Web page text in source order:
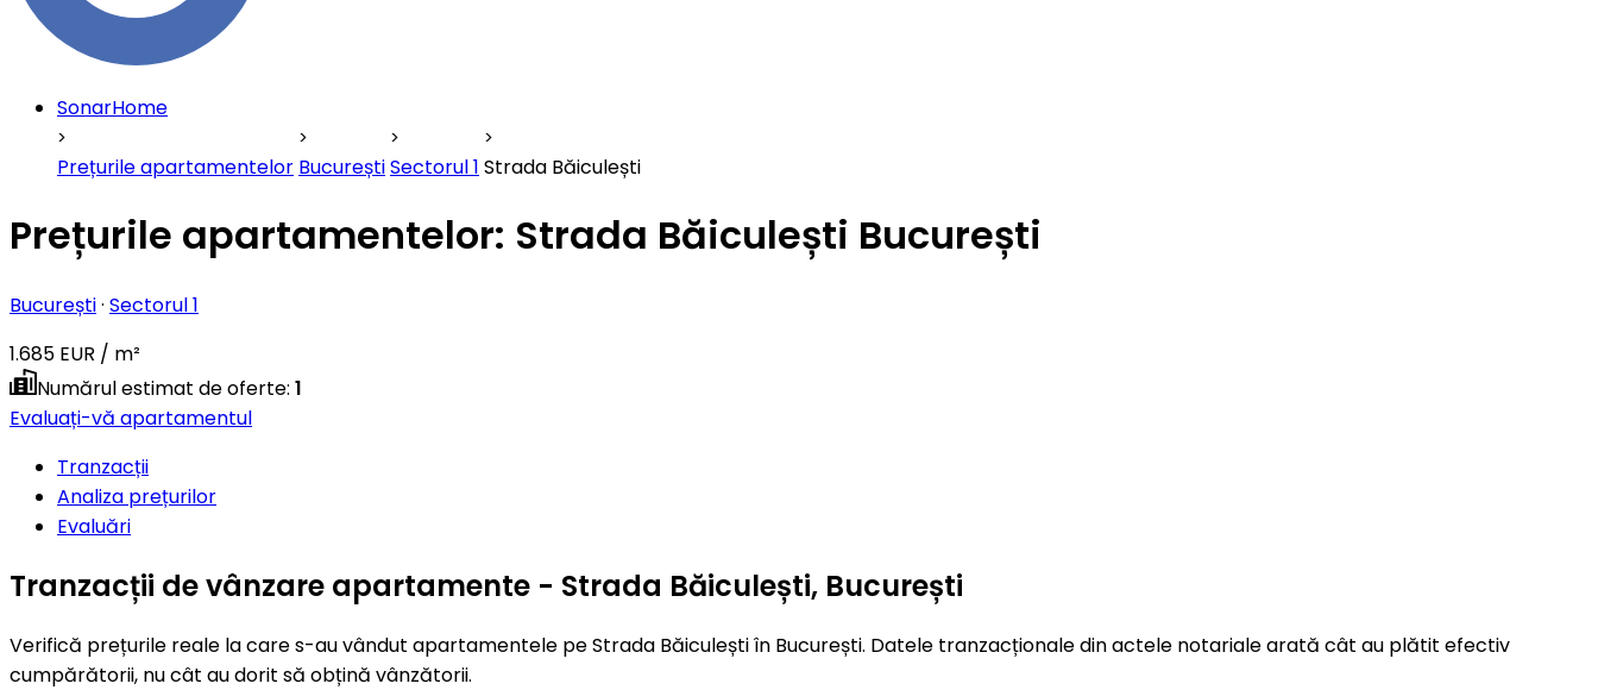
SonarHome
Prețurile apartamentelor BucureștiSectorul 1 Strada Băiculești
Prețurile apartamentelor: Strada Băiculești București
București· Sectorul 1
1.685 EUR / m²
Numărul estimat de oferte: 1
Evaluați-vă apartamentul
Tranzacții
Analiza prețurilor
Evaluări
Tranzacții de vânzare apartamente - Strada Băiculești, București
Verifică prețurile reale la care s-au vândut apartamentele pe Strada Băiculești în București. Datele tranzacționale din actele notariale arată cât au plătit efectiv
cumpărătorii, nu cât au dorit să obțină vânzătorii.